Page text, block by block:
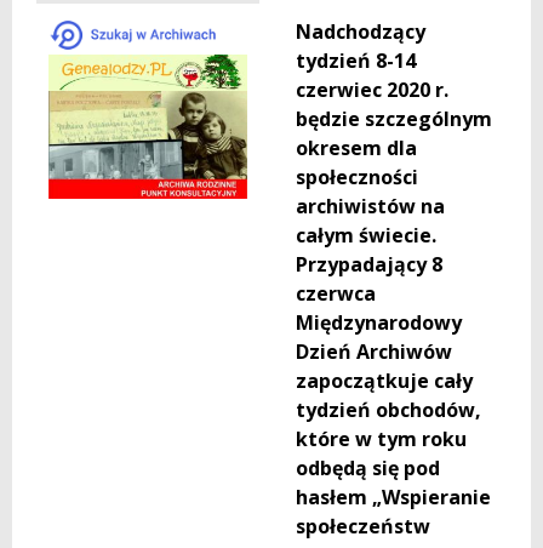
Nadchodzący
tydzień 8-14
czerwiec 2020 r.
będzie szczególnym
okresem dla
społeczności
archiwistów na
całym świecie.
Przypadający 8
czerwca
Międzynarodowy
Dzień Archiwów
zapoczątkuje cały
tydzień obchodów,
które w tym roku
odbędą się pod
hasłem „Wspieranie
społeczeństw